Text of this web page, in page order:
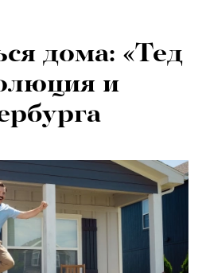
дома: «Тед
и